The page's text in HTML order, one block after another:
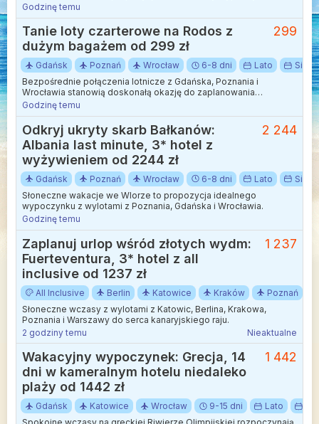
Godzinę temu
Tanie loty czarterowe na Rodos z
dużym bagażem od 299 zł
299
Gdańsk Poznań Wrocław 6-8 dni Lato
Bezpośrednie połączenia lotnicze z Gdańska, Poznania i
Wrocławia stanowią doskonałą okazję do zaplanowania
wymarzonego wypoczynku w sercu archipelagu Dodekanezu.
Podróż nad Morze Egejskie odbywa się w komfortowych
warunkach, pozwalając na szybkie przeniesienie się z wybrzeża
Bałtyku wprost do kolebki antycznej kultury.
Godzinę temu
Odkryj ukryty skarb Bałkanów:
Albania last minute, 3* hotel z
wyżywieniem od 2244 zł
2 244
Gdańsk Poznań Wrocław 6-8 dni Lato
Słoneczne wakacje we Wlorze to propozycja idealnego
wypoczynku z wylotami z Poznania, Gdańska i Wrocławia.
Godzinę temu
Zaplanuj urlop wśród złotych wydm:
Fuerteventura, 3* hotel z all
inclusive od 1237 zł
1 237
All Inclusive Berlin Katowice Kraków
Poznań
Słoneczne wczasy z wylotami z Katowic, Berlina, Krakowa,
Poznania i Warszawy do serca kanaryjskiego raju.
2 godziny temu
Nieaktualne
Wakacyjny wypoczynek: Grecja, 14
dni w kameralnym hotelu niedaleko
plaży od 1442 zł
1 442
Gdańsk Katowice Wrocław 9-15 dni Lato